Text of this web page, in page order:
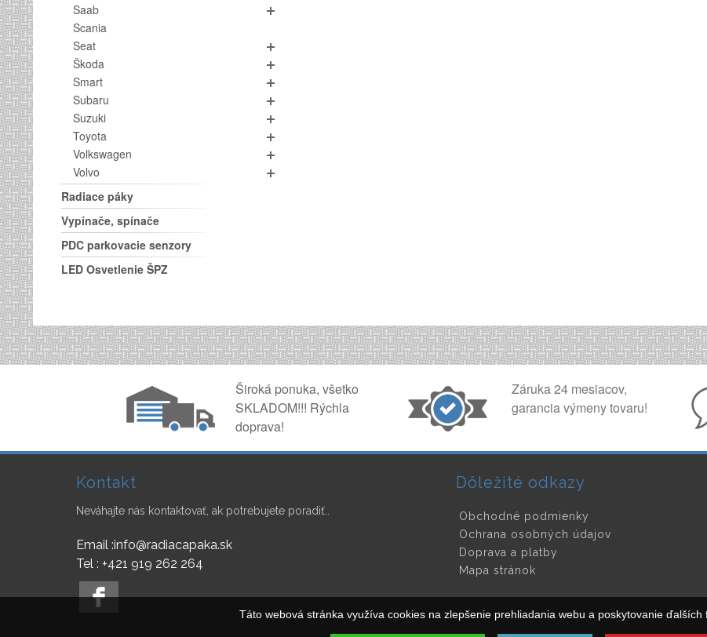
Saab
Scania
Seat
Škoda
Smart
Subaru
Suzuki
Toyota
Volkswagen
Volvo
Radiace páky
Vypínače, spínače
PDC parkovacie senzory
LED Osvetlenie ŠPZ
Široká ponuka, všetko
SKLADOM!!! Rýchla
doprava!
Záruka 24 mesiacov,
garancia výmeny tovaru!
Dôležité odkazy
Obchodné podmienky
Ochrana osobných údajov
Doprava a platby
Mapa stránok
Kontakt
Neváhajte nás kontaktovať, ak potrebujete poradiť..
Email :info@radiacapaka.sk
Tel : +421 919 262 264
Táto webová stránka využíva cookies na zlepšenie prehliadania webu a poskytovanie ďalších